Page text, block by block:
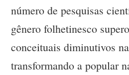
número de pesquisas
gênero folhetinesco
conceituais diminutivos
transformando a popular